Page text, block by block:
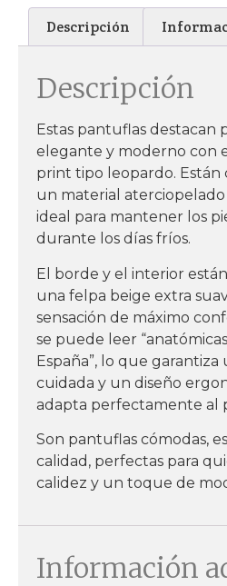
Descripción
Descripción
Estas pantuflas destacan
elegante y moderno con
print tipo leopardo. Están
un material
ideal para mantener los
durante los días fríos.
El borde y el interior
una felpa beige extra
sensación de máximo
se puede leer
España”, lo que garantiza
cuidada y un diseño
adapta perfectamente al
Son pantuflas cómodas,
calidad, perfectas para
calidez y un toque de
Información